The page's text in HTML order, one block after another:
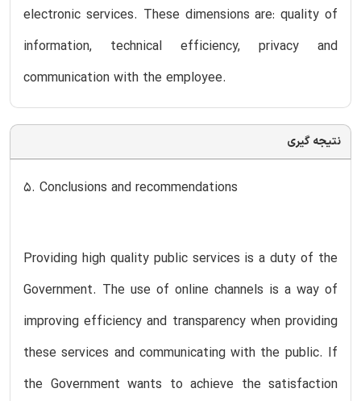
electronic services. These dimensions are: quality of
information, technical efficiency, privacy and
communication with the employee.
نتیجه گیری
5. Conclusions and recommendations
Providing high quality public services is a duty of the
Government. The use of online channels is a way of
improving efficiency and transparency when providing
these services and communicating with the public. If
the Government wants to achieve the satisfaction